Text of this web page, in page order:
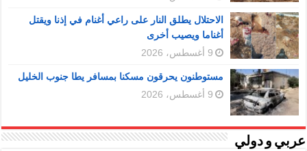
الاحتلال يطلق النار على راعي أغنام في إذنا ويقتل
أغناما ويصيب أخرى
9 أغسطس، 2026
مستوطنون يحرقون مسكنا بمسافر يطا جنوب الخليل
9 أغسطس، 2026
عربي و دولي